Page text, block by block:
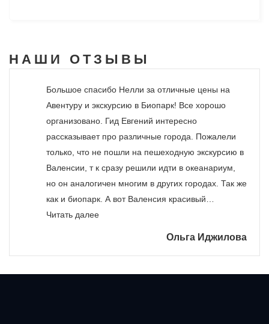
НАШИ ОТЗЫВЫ
Большое спасибо Нелли за отличные цены на
Авентуру и экскурсию в Биопарк! Все хорошо
организовано. Гид Евгений интересно
рассказывает про различные города. Пожалели
только, что не пошли на пешеходную экскурсию в
Валенсии, т к сразу решили идти в океанариум,
но он аналогичен многим в других городах. Так же
как и биопарк. А вот Валенсия красивый…
Читать далее«»
Ольга Иджилова